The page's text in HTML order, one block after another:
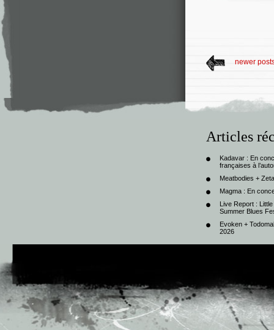
newer
Articles
Kadavar : En
françaises à
Meatbodies +
Magma : En
Live Report :
Summer Blues
Evoken +
2026